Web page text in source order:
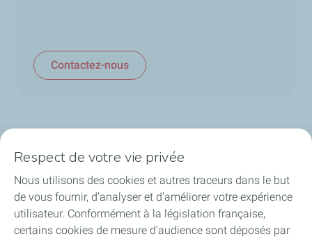
Contactez-nous
La société
Nos métiers
Soyez acteurs
Respect de votre vie privée
Nous utilisons des cookies et autres traceurs dans le but
de vous fournir, d’analyser et d’améliorer votre expérience
utilisateur. Conformément à la législation française,
certains cookies de mesure d'audience sont déposés par